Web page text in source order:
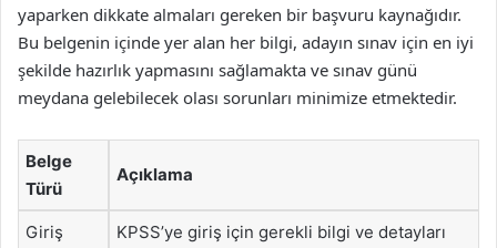
yaparken dikkate almaları gereken bir başvuru kaynağıdır.
Bu belgenin içinde yer alan her bilgi, adayın sınav için en iyi
şekilde hazırlık yapmasını sağlamakta ve sınav günü
meydana gelebilecek olası sorunları minimize etmektedir.
Belge
Türü
Açıklama
Giriş
KPSS’ye giriş için gerekli bilgi ve detayları